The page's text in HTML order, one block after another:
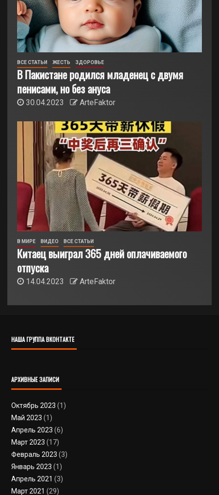
ВСЕ СТАТЬИ ЖЕСТЬ ЗДОРОВЬЕ
В Пакистане родился младенец с двумя
пенисами, но без ануса
30.04.2023 ArteFaktor
В МИРЕ ВИДЕО ВСЕ СТАТЬИ
Китаец выиграл 365 дней оплачиваемого
отпуска
14.04.2023 ArteFaktor
НАША ГРУППА ВКОНТАКТЕ
АРХИВНЫЕ ЗАПИСИ
Октябрь 2023 (1)
Май 2023 (1)
Апрель 2023 (6)
Март 2023 (17)
Февраль 2023 (3)
Январь 2023 (1)
Апрель 2021 (3)
Март 2021 (29)